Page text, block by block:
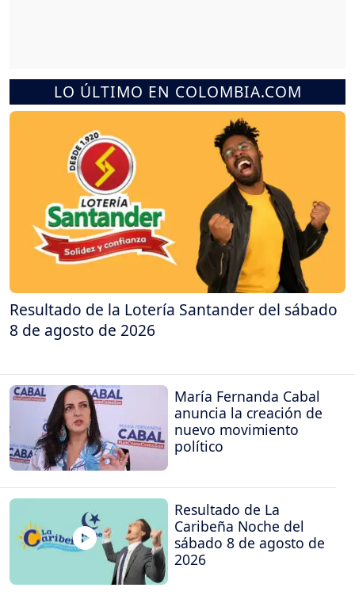
LO ÚLTIMO EN COLOMBIA.COM
Resultado de la Lotería Santander del sábado
8 de agosto de 2026
María Fernanda Cabal
anuncia la creación de
nuevo movimiento
político
Resultado de La
Caribeña Noche del
sábado 8 de agosto de
2026